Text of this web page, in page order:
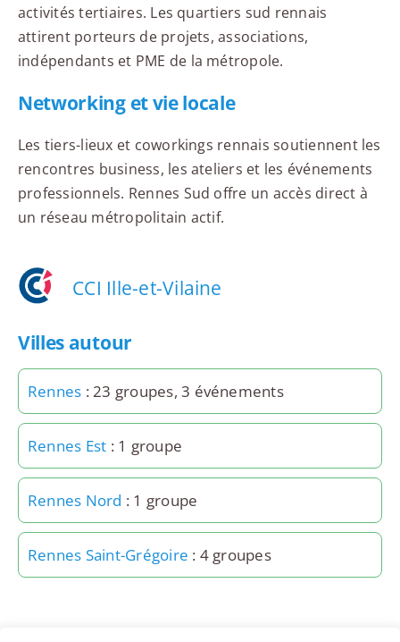
activités tertiaires. Les quartiers sud rennais
attirent porteurs de projets, associations,
indépendants et PME de la métropole.
Networking et vie locale
Les tiers-lieux et coworkings rennais soutiennent les
rencontres business, les ateliers et les événements
professionnels. Rennes Sud offre un accès direct à
un réseau métropolitain actif.
CCI Ille-et-Vilaine
Villes autour
Rennes : 23 groupes, 3 événements
Rennes Est : 1 groupe
Rennes Nord : 1 groupe
Rennes Saint-Grégoire : 4 groupes